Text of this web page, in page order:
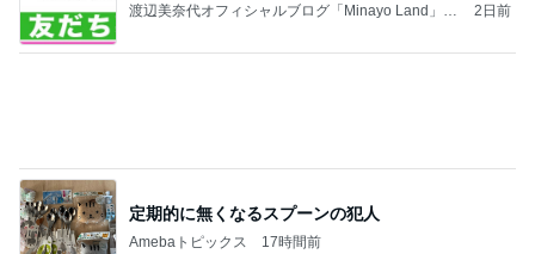
渡辺美奈代オフィシャルブログ「Minayo Land」P
2日前
定期的に無くなるスプーンの犯人
Amebaトピックス 17時間前